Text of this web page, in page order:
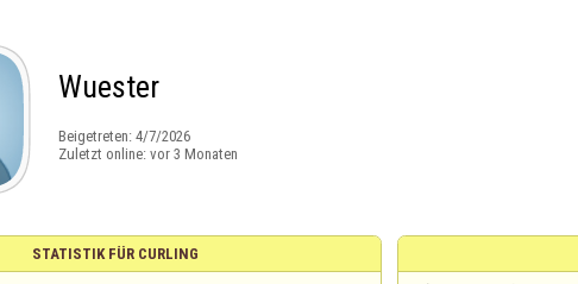
Wuester
Beigetreten: 4/7/2026
Zuletzt online: vor 3 Monaten
STATISTIK FÜR CURLING